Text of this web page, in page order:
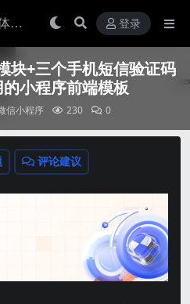
登录
块+三个手机短信验证码
小程序前端模板
信小程序 230 0
评论建议